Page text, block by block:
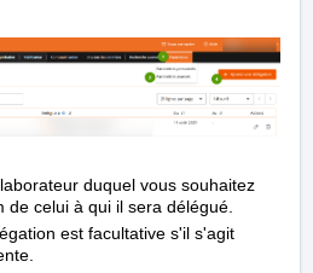
duquel vous souhaitez
celui à qui il sera délégué.
est facultative s'il s'agit